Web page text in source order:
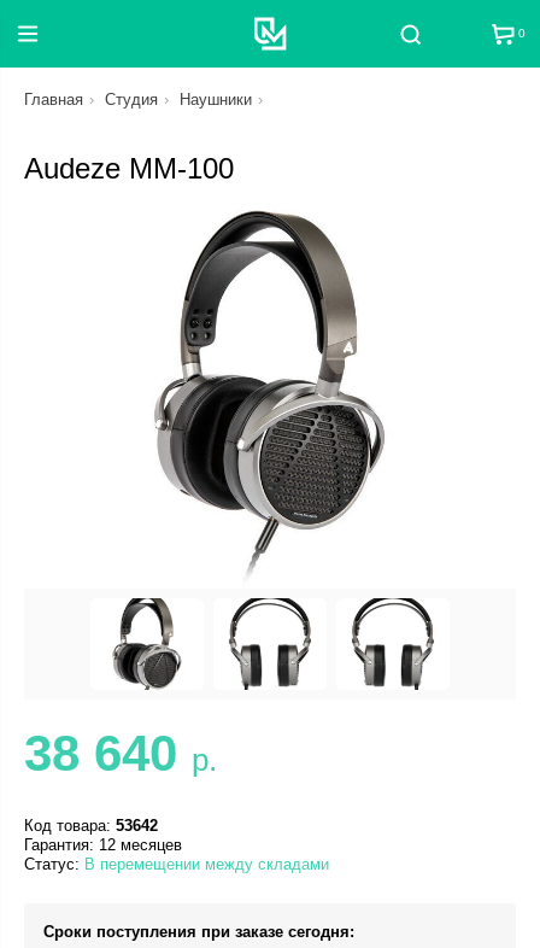
Поиск 0
Главная Студия Наушники
Audeze MM-100
38 640 р.
Код товара: 53642
Гарантия: 12 месяцев
Статус: В перемещении между складами
Сроки поступления при заказе сегодня: